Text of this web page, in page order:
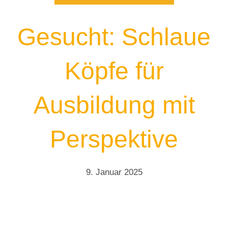
Gesucht: Schlaue
Köpfe für
Ausbildung mit
Perspektive
9. Januar 2025